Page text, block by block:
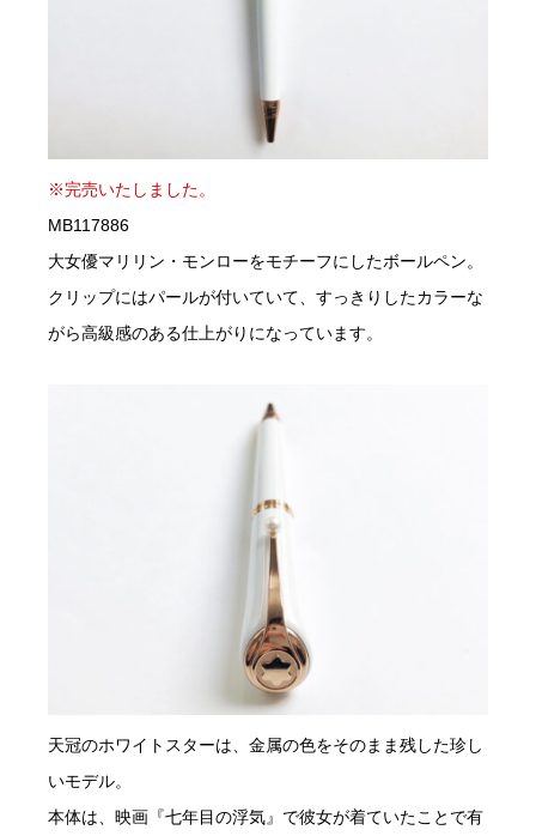
※完売いたしました。
MB117886
大女優マリリン・モンローをモチーフにしたボールペン。
クリップにはパールが付いていて、すっきりしたカラーな
がら高級感のある仕上がりになっています。
天冠のホワイトスターは、金属の色をそのまま残した珍し
いモデル。
本体は、映画『七年目の浮気』で彼女が着ていたことで有